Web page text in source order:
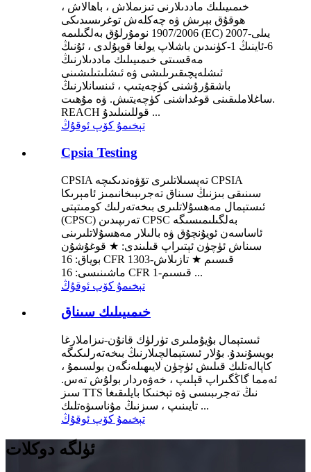
خىمىيىلىك ماددىلارنى تىزىملاش ، باھالاش ،
ھوقۇق بېرىش ۋە چەكلەش توغرىسىدىكى
1907/2006 نومۇرلۇق بەلگىلىمە (EC) 2007-يىلى
6-ئاينىڭ 1-كۈنىدىن باشلاپ يولغا قويۇلدى ، ئۇنىڭ
مەقسىتى خىمىيىلىك ماددىلارنىڭ
ئىشلەپچىقىرىلىشى ۋە ئىشلىتىلىشىنى
باشقۇرۇشنى كۈچەيتىپ ، ئىنسانلارنىڭ
ساغلاملىقىنى قوغداشنى كۈچەيتىش. ۋە مۇھىت.
REACH قوللىنىلىدۇ ...
تېخىمۇ كۆپ ئوقۇڭ
Cpsia Testing
CPSIA تەپسىلاتلىرى تۆۋەندىكىچە CPSIA
سىنىقى بىزنىڭ سىناق تەجرىبىخانىمىز ئامېرىكا
ئىستېمال مەھسۇلاتلىرى بىخەتەرلىك كومىتېتى
(CPSC) تەرىپىدىن CPSC بەلگىلىمىسىگە
ئاساسەن ئويۇنچۇق ۋە بالىلار مەھسۇلاتلىرىنى
سىناش ئۈچۈن ئېتىراپ قىلىندى: ★ قوغۇشۇن
بوياق: 16 CFR 1303-قىسىم ★ تازىلاش
ماشىنىسى: 16 CFR 1-قىسىم ...
تېخىمۇ كۆپ ئوقۇڭ
خىمىيىلىك سىناق
ئىستېمال بۇيۇملىرى تۈرلۈك قانۇن-نىزاملارغا
بويسۇنىدۇ. بۇلار ئىستېمالچىلارنىڭ بىخەتەرلىكىگە
كاپالەتلىك قىلىش ئۈچۈن لايىھىلەنگەن بولسىمۇ ،
ئەمما گاڭگىراپ قېلىپ ، خەۋەردار بولۇش تەس.
سىز TTS نىڭ تەجرىبىسى ۋە تېخنىكا بايلىقىغا
تايىنىپ ، سىزنىڭ مۇناسىۋەتلىك ...
تېخىمۇ كۆپ ئوقۇڭ
ئۈلگە دوكلات